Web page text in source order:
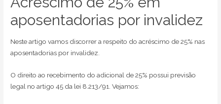
aposentadorias por invalidez
Neste artigo vamos discorrer a respeito do acréscimo de 25% nas
aposentadorias por invalidez.
O direito ao recebimento do adicional de 25% possui previsão
legal no artigo 45 da lei 8.213/91. Vejamos: